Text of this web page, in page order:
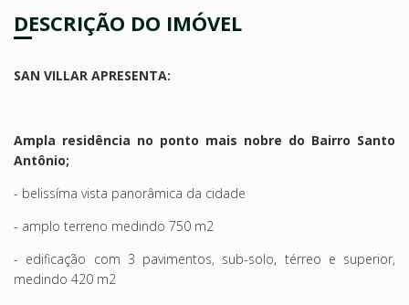
DESCRIÇÃO DO IMÓVEL
SAN VILLAR APRESENTA:
Ampla residência no ponto mais nobre do Bairro Santo
Antônio;
- belissíma vista panorâmica da cidade
- amplo terreno medindo 750 m2
- edificação com 3 pavimentos, sub-solo, térreo e superior,
medindo 420 m2